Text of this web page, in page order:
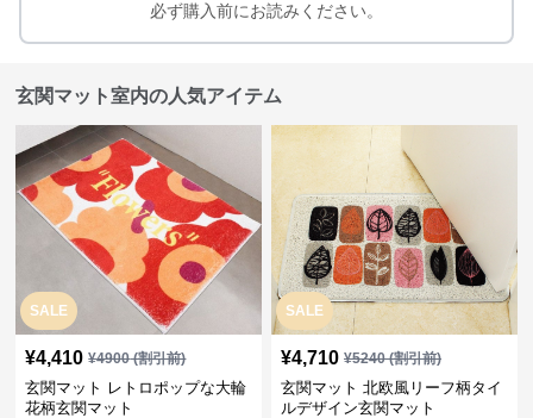
必ず購入前にお読みください。
玄関マット室内の人気アイテム
SALE
¥4,410 ¥4900(割引前)
玄関マット レトロポップな大輪
花柄玄関マット
SALE
¥4,710 ¥5240(割引前)
玄関マット 北欧風リーフ柄タイ
ルデザイン玄関マット